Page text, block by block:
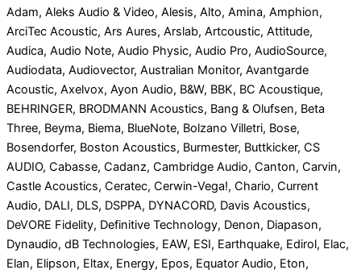
Adam, Aleks Audio & Video, Alesis, Alto, Amina, Amphion,
ArciTec Acoustic, Ars Aures, Arslab, Artcoustic, Attitude,
Audica, Audio Note, Audio Physic, Audio Pro, AudioSource,
Audiodata, Audiovector, Australian Monitor, Avantgarde
Acoustic, Axelvox, Ayon Audio, B&W, BBK, BC Acoustique,
BEHRINGER, BRODMANN Acoustics, Bang & Olufsen, Beta
Three, Beyma, Biema, BlueNote, Bolzano Villetri, Bose,
Bosendorfer, Boston Acoustics, Burmester, Buttkicker, CS
AUDIO, Cabasse, Cadanz, Cambridge Audio, Canton, Carvin,
Castle Acoustics, Ceratec, Cerwin-Vega!, Chario, Current
Audio, DALI, DLS, DSPPA, DYNACORD, Davis Acoustics,
DeVORE Fidelity, Definitive Technology, Denon, Diapason,
Dynaudio, dB Technologies, EAW, ESI, Earthquake, Edirol, Elac,
Elan, Elipson, Eltax, Energy, Epos, Equator Audio, Eton,